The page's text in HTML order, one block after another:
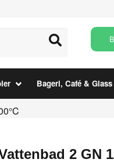
Bageri, Café & Glass
2 GN